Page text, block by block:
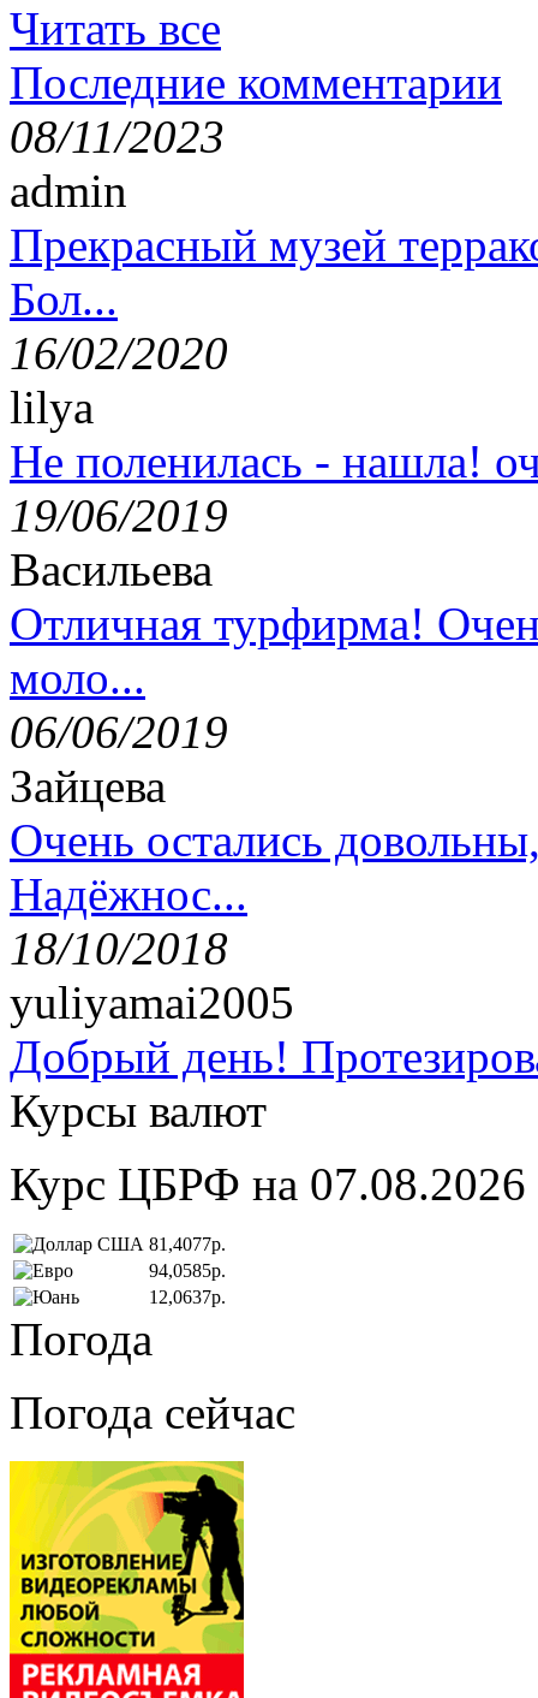
Читать все
Последние комментарии
08/11/2023
admin
Прекрасный музей
Бол...
16/02/2020
lilya
Не поленилась - нашла!
19/06/2019
Васильева
Отличная турфирма!
моло...
06/06/2019
Зайцева
Очень остались
Надёжнос...
18/10/2018
yuliyamai2005
Добрый день!
Курсы валют
Курс ЦБРФ на 07.08.2026
81,4077р.
94,0585р.
12,0637р.
Погода
Погода сейчас